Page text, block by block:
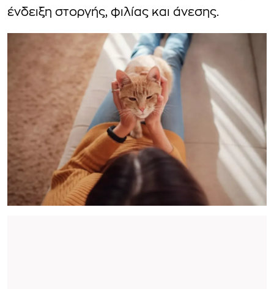
ένδειξη στοργής, φιλίας και άνεσης.